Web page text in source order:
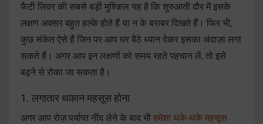
फैटी लिवर की सबसे बड़ी मुश्किल यह है कि शुरुआती दौर में इसके
लक्षण अक्सर बहुत हल्के होते हैं या न के बराबर दिखते हैं। फिर भी,
कुछ संकेत ऐसे हैं जिन पर आप घर बैठे ध्यान देकर इसका अंदाज़ा लगा
सकते हैं। अगर आप इन लक्षणों को समय रहते पहचान लें, तो इसे
बढ़ने से रोका जा सकता है।
1. लगातार थकान महसूस होना
अगर आप रोज़ पर्याप्त नींद लेने के बाद भी हमेशा थके-थके महसूस